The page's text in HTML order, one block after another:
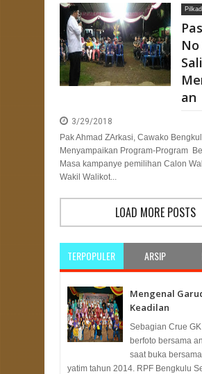
Merancang Strategi Pemenangan Pemilu
No
an
3/29/2018
Pak Ahmad ZArkasi, Cawako
Menyampaikan Program-Program
Masa kampanye pemilihan Calon
Wakil Walikot...
LOAD MORE POSTS
TERPOPULER ARSIP
Mengenal
Keadilan
Sebagian Crue
berfoto bersama
saat buka
yatim tahun 2014. RPF Bengkulu